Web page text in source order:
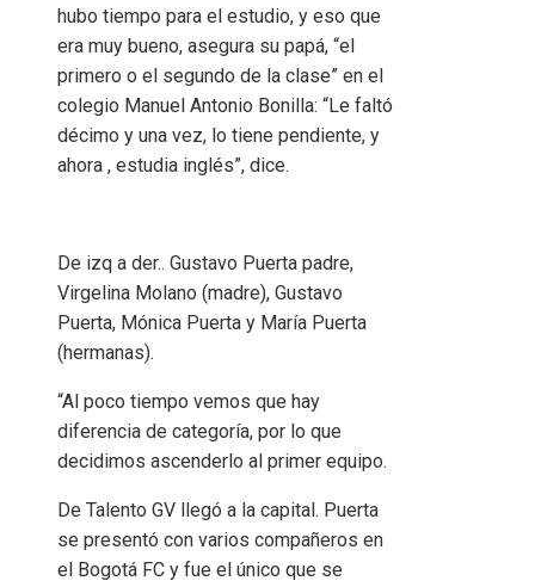
hubo tiempo para el estudio, y eso que
era muy bueno, asegura su papá, “el
primero o el segundo de la clase” en el
colegio Manuel Antonio Bonilla: “Le faltó
décimo y una vez, lo tiene pendiente, y
ahora , estudia inglés”, dice.
De izq a der.. Gustavo Puerta padre,
Virgelina Molano (madre), Gustavo
Puerta, Mónica Puerta y María Puerta
(hermanas).
“Al poco tiempo vemos que hay
diferencia de categoría, por lo que
decidimos ascenderlo al primer equipo.
De Talento GV llegó a la capital. Puerta
se presentó con varios compañeros en
el Bogotá FC y fue el único que se